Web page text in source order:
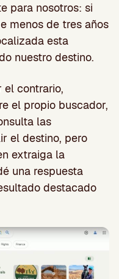
para nosotros: si
menos de tres años
esta
nuestro destino.
el contrario,
el propio buscador,
las
el destino, pero
extraiga la
una respuesta
destacado